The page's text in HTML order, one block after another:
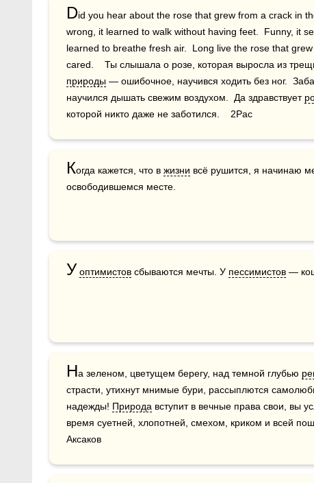
Did you hear about the rose that grew from a crack in
wrong, it learned to walk without having feet.  Funny, it
learned to breathe fresh air.  Long live the rose that
природы — ошибочное, научився ходить без ног.
научился дышать свежим воздухом.  Да здравствует
которой никто даже не заботился.    2Pac
Когда кажется, что в жизни всё рушится, я начинаю
освободившемся месте.
У оптимистов сбываются мечты. У пессимистов —
На зеленом, цветущем берегу, над темной глубью
страсти, утихнут мнимые бури, рассыплются
надежды! Природа вступит в вечные права свои, вы
время суетней, хлопотней, смехом, криком и всей
Аксаков